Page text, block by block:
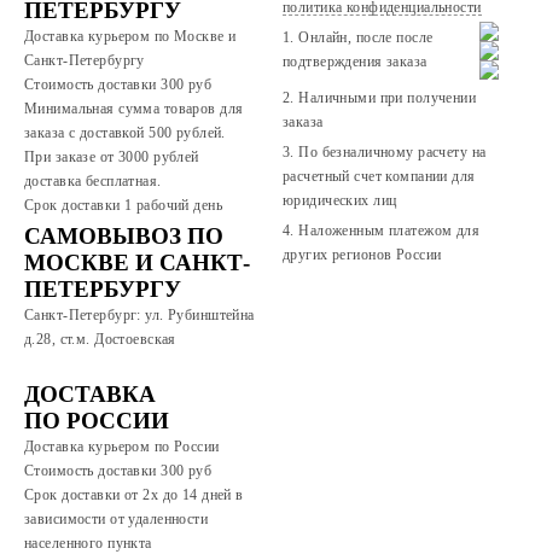
ПЕТЕРБУРГУ
Доставка курьером по Москве и
Санкт-Петербургу
Стоимость доставки 300 руб
Минимальная сумма товаров для
заказа с доставкой 500 рублей.
При заказе от 3000 рублей
доставка бесплатная.
Срок доставки 1 рабочий день
САМОВЫВОЗ ПО
МОСКВЕ И САНКТ-
ПЕТЕРБУРГУ
Санкт-Петербург: ул. Рубинштейна
д.28, ст.м. Достоевская
ДОСТАВКА
ПО РОССИИ
Доставка курьером по России
Стоимость доставки 300 руб
Срок доставки от 2х до 14 дней в
зависимости от удаленности
населенного пункта
политика конфиденциальности
1. Онлайн, после после
подтверждения заказа
2. Наличными при получении
заказа
3. По безналичному расчету на
расчетный счет компании для
юридических лиц
4. Наложенным платежом для
других регионов России